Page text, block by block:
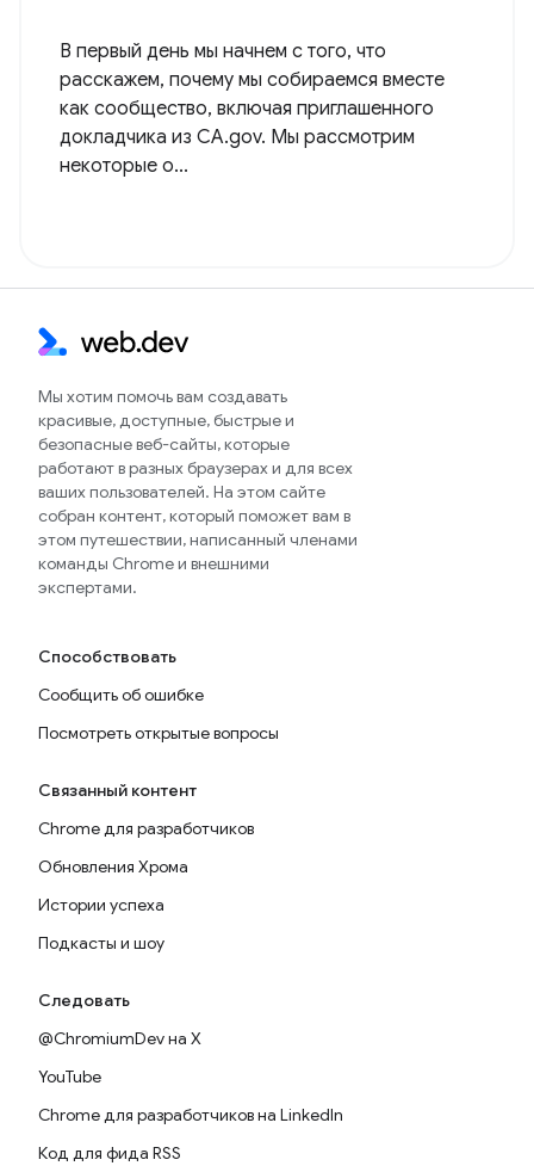
В первый день мы начнем с того, что
расскажем, почему мы собираемся вместе
как сообщество, включая приглашенного
докладчика из CA.gov. Мы рассмотрим
некоторые о...
Мы хотим помочь вам создавать
красивые, доступные, быстрые и
безопасные веб-сайты, которые
работают в разных браузерах и для всех
ваших пользователей. На этом сайте
собран контент, который поможет вам в
этом путешествии, написанный членами
команды Chrome и внешними
экспертами.
Способствовать
Сообщить об ошибке
Посмотреть открытые вопросы
Связанный контент
Chrome для разработчиков
Обновления Хрома
Истории успеха
Подкасты и шоу
Следовать
@ChromiumDev на X
YouTube
Chrome для разработчиков на LinkedIn
Код для фида RSS